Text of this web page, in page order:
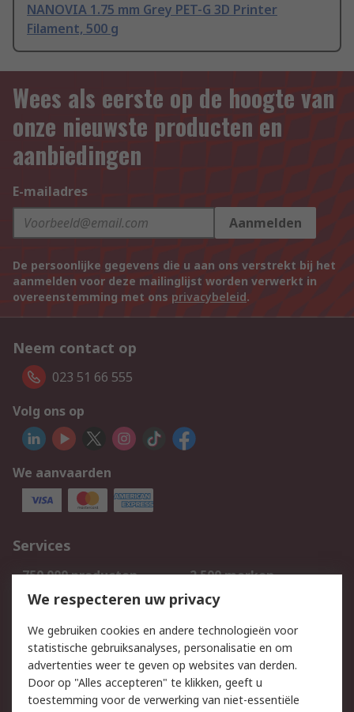
NANOVIA 1.75 mm Grey PET-G 3D Printer
Filament, 500 g
Wees als eerste op de hoogte van
onze nieuwste producten en
aanbiedingen
E-mailadres
Aanmelden
De persoonlijke gegevens die u aan ons verstrekt bij het
aanmelden voor deze mailinglijst worden verwerkt in
overeenstemming met ons privacybeleid.
Neem contact op
023 51 66 555
Volg ons op
We aanvaarden
Services
750.000 producten
2.500 merken
Bestellen
Inkoopoplossingen
Track & Trace
Wettelijk
We respecteren uw privacy
We gebruiken cookies en andere technologieën voor
statistische gebruiksanalyses, personalisatie en om
advertenties weer te geven op websites van derden.
Door op "Alles accepteren" te klikken, geeft u
toestemming voor de verwerking van niet-essentiële